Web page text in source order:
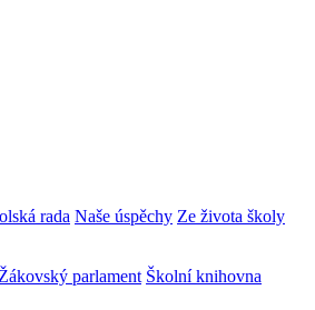
rada Naše úspěchy Ze života školy
Žákovský parlament Školní knihovna